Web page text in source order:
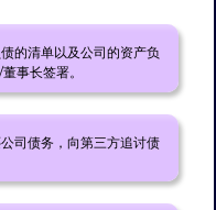
的清单以及公司的资产负
事长签署。
司债务，向第三方追讨债